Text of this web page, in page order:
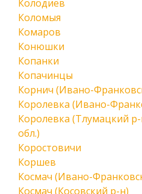
Колодиев
Коломыя
Комаров
Конюшки
Копанки
Копачинцы
Корнич (Ивано-
Королевка (Ивано-
Королевка (Тлумацкий
обл.)
Коростовичи
Коршев
Космач (Ивано-
Космач (Косовский р-н)